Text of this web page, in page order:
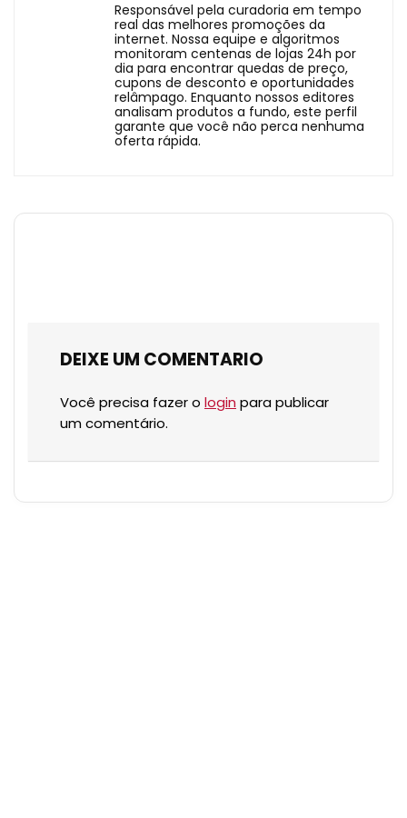
Responsável pela curadoria em tempo
real das melhores promoções da
internet. Nossa equipe e algoritmos
monitoram centenas de lojas 24h por
dia para encontrar quedas de preço,
cupons de desconto e oportunidades
relâmpago. Enquanto nossos editores
analisam produtos a fundo, este perfil
garante que você não perca nenhuma
oferta rápida.
DEIXE UM COMENTARIO
Você precisa fazer o login para publicar
um comentário.